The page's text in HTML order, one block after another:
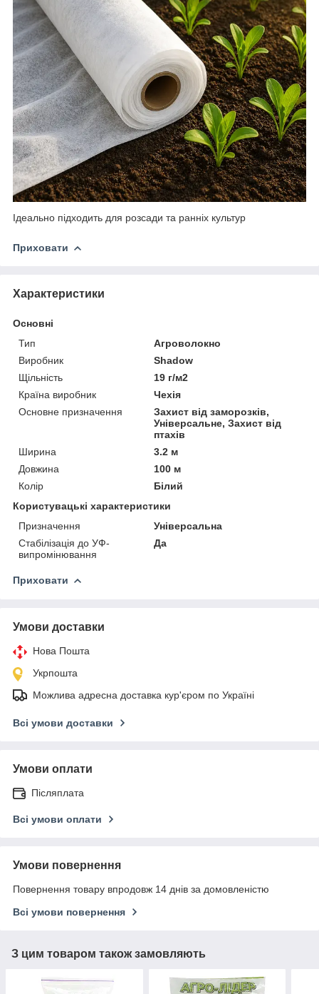
Ідеально підходить для розсади та ранніх культур
Приховати
Характеристики
Основні
Тип
Агроволокно
Виробник
Shadow
Щільність
19 г/м2
Країна виробник
Чехія
Основне призначення
Захист від заморозків,
Універсальне, Захист від
птахів
Ширина
3.2 м
Довжина
100 м
Колір
Білий
Користувацькі характеристики
Призначення
Універсальна
Стабілізація до УФ-
випромінювання
Да
Приховати
Умови доставки
Нова Пошта
Укрпошта
Можлива адресна доставка кур'єром по Україні
Всі умови доставки
Умови оплати
Післяплата
Всі умови оплати
Умови повернення
Повернення товару впродовж 14 днів за домовленістю
Всі умови повернення
З цим товаром також замовляють